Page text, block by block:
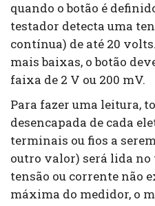
quando o botão é
testador detecta uma
contínua) de até 20
mais baixas, o botão
faixa de 2 V ou 200 mV.
Para fazer uma leitura,
desencapada de cada
terminais ou fios a
outro valor) será lida no
tensão ou corrente não
máxima do medidor, o